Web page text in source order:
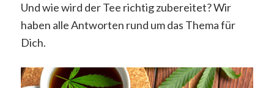
Und wie wird der Tee richtig zubereitet? Wir
haben alle Antworten rund um das Thema für
Dich.